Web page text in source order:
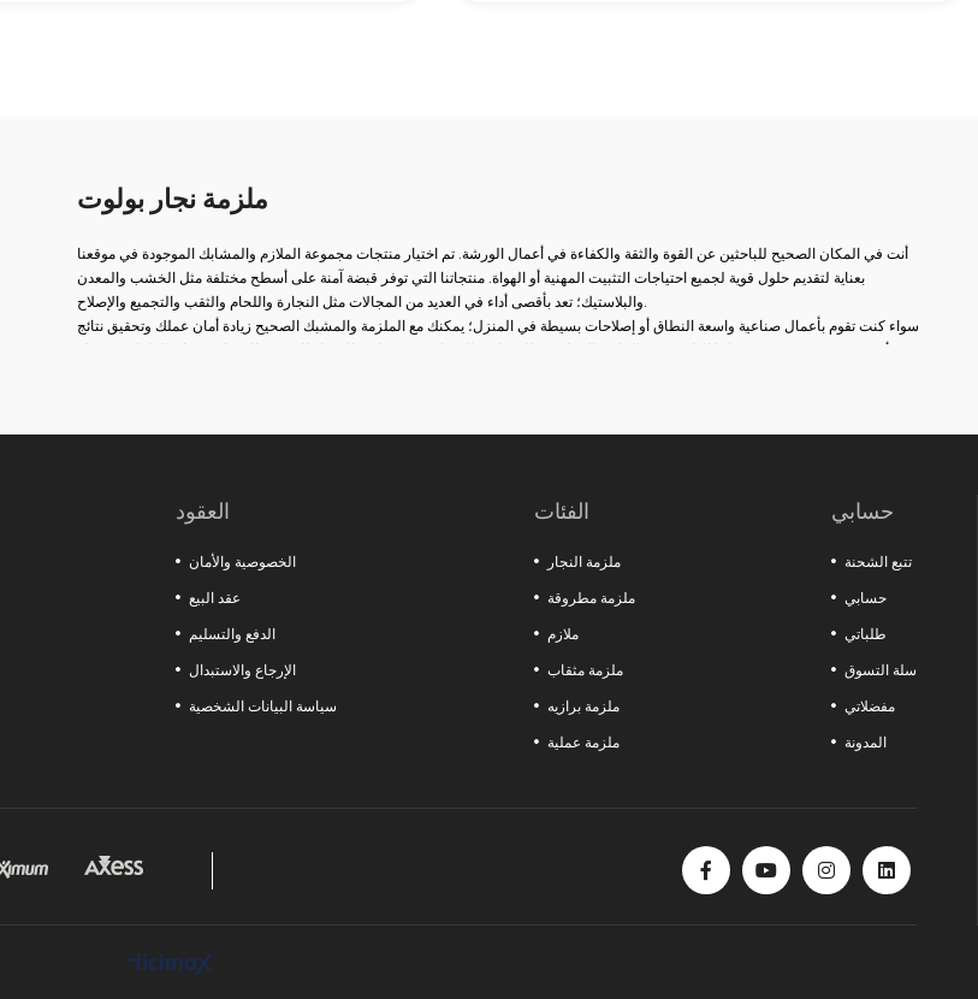
ملزمة نجار بولوت
أنت في المكان الصحيح للباحثين عن القوة والثقة والكفاءة في أعمال الورشة. تم اختيار منتجات مجموعة الملازم والمشابك الموجودة في موقعنا
بعناية لتقديم حلول قوية لجميع احتياجات التثبيت المهنية أو الهواة. منتجاتنا التي توفر قبضة آمنة على أسطح مختلفة مثل الخشب والمعدن
والبلاستيك؛ تعد بأقصى أداء في العديد من المجالات مثل النجارة واللحام والثقب والتجميع والإصلاح.
سواء كنت تقوم بأعمال صناعية واسعة النطاق أو إصلاحات بسيطة في المنزل؛ يمكنك مع الملزمة والمشبك الصحيح زيادة أمان عملك وتحقيق نتائج
أكثر دقة. في مجموعة منتجاتنا الواسعة من الملازم المطروقة إلى ملازم المثقاب، ومن ملازم السكك الحديدية إلى ملازم صانع الغلايات، يمكنك
العقود
الخصوصية والأمان
عقد البيع
الدفع والتسليم
الإرجاع والاستبدال
سياسة البيانات الشخصية
الفئات
ملزمة النجار
ملزمة مطروقة
ملازم
ملزمة مثقاب
ملزمة برازيه
ملزمة عملية
حسابي
تتبع الشحنة
حسابي
طلباتي
سلة التسوق
مفضلاتي
المدونة